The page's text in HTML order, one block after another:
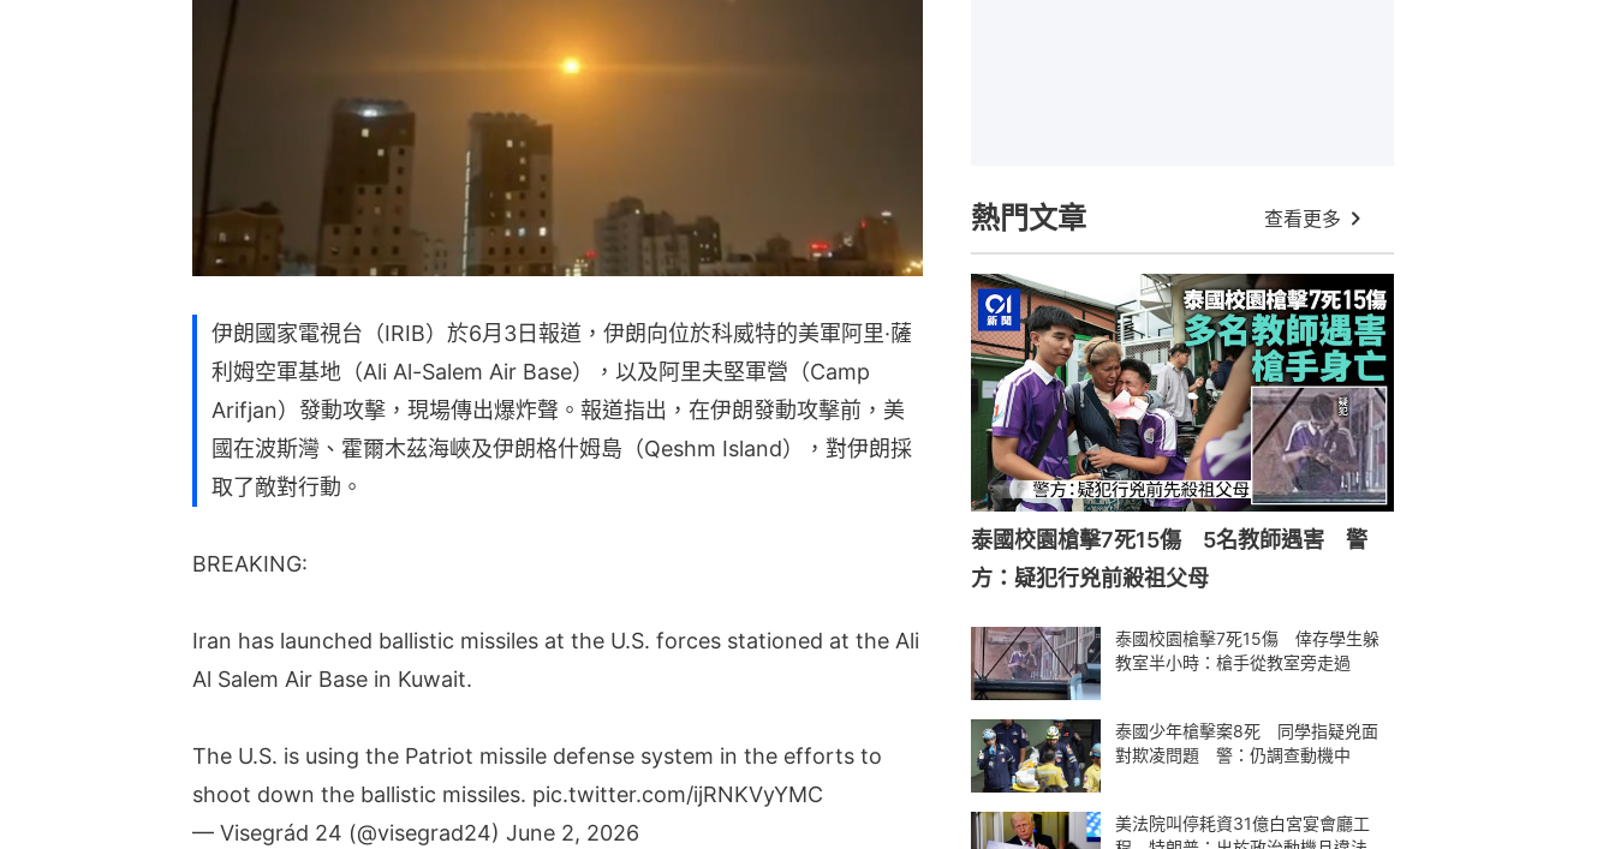
伊朗國家電視台（IRIB）於6月3日報道，伊朗向位於科威特的美軍阿里·薩
利姆空軍基地（Ali Al-Salem Air Base），以及阿里夫堅軍營（Camp
Arifjan）發動攻擊，現場傳出爆炸聲。報道指出，在伊朗發動攻擊前，美
國在波斯灣、霍爾木茲海峽及伊朗格什姆島（Qeshm Island），對伊朗採
取了敵對行動。
BREAKING:
Iran has launched ballistic missiles at the U.S. forces stationed at the Ali
Al Salem Air Base in Kuwait.
The U.S. is using the Patriot missile defense system in the efforts to
shoot down the ballistic missiles. pic.twitter.com/ijRNKVyYMC
— Visegrád 24 (@visegrad24) June 2, 2026
熱門文章 查看更多
泰國校園槍擊7死15傷 5名教師遇害 警
方：疑犯行兇前殺祖父母
泰國校園槍擊7死15傷 倖存學生躲
教室半小時：槍手從教室旁走過
泰國少年槍擊案8死 同學指疑兇面
對欺凌問題 警：仍調查動機中
美法院叫停耗資31億白宮宴會廳工